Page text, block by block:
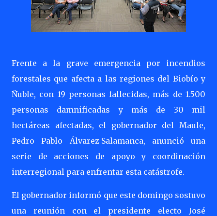
Frente a la grave emergencia por incendios
forestales que afecta a las regiones del Biobío y
Ñuble, con 19 personas fallecidas, más de 1.500
personas damnificadas y más de 30 mil
hectáreas afectadas, el gobernador del Maule,
Pedro Pablo Álvarez-Salamanca, anunció una
serie de acciones de apoyo y coordinación
interregional para enfrentar esta catástrofe.
El gobernador informó que este domingo sostuvo
una reunión con el presidente electo José